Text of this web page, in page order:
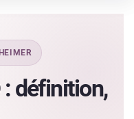
: définition,